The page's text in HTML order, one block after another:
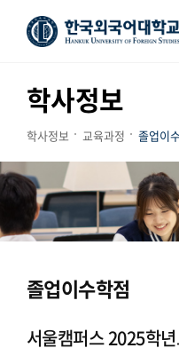
학사정보
학사정보 교육과정 졸업이
졸업이수학점
서울캠퍼스 2025학